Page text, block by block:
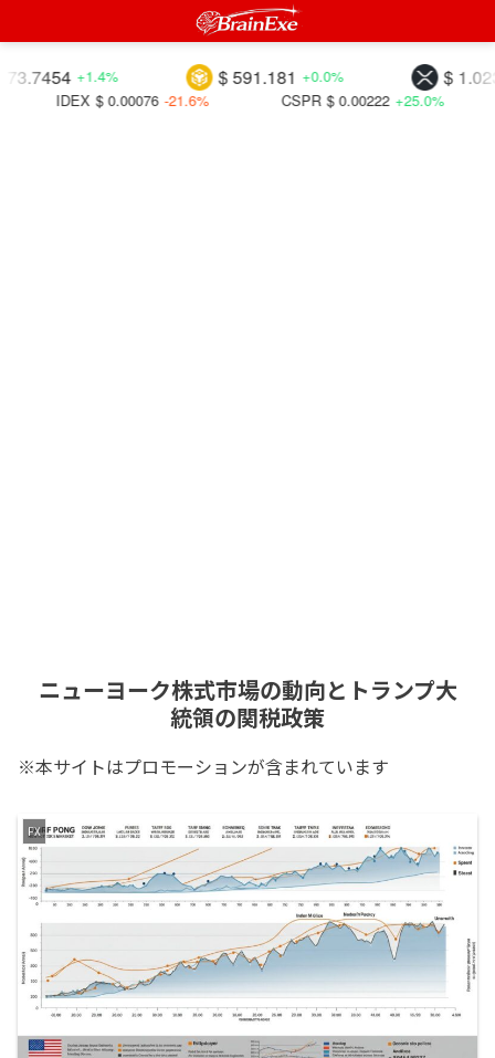
$ 1.02303
$ 591.181 +0.0%
+1.4%
$ 0.00222 +25.0%
$ 0.00076 -21.6%
ニューヨーク株式市場の動向とトランプ大
統領の関税政策
※本サイトはプロモーションが含まれています
FX